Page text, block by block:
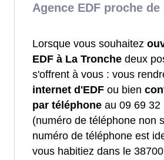
Agence EDF proche de
Lorsque vous souhaitez
EDF à La Tronche deux
s'offrent à vous : vous
internet d'EDF ou bien
par téléphone au 09 69 32
(numéro de téléphone non
numéro de téléphone est
vous habitiez dans le